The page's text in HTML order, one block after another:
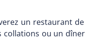
un restaurant
ou un